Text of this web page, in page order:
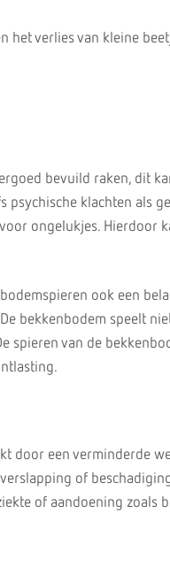
het verlies van kleine
bevuild raken, dit
klachten als
ongelukjes. Hierdoor
ook een
bekkenbodem speelt
spieren van de
door een verminderde
of
of aandoening zoals